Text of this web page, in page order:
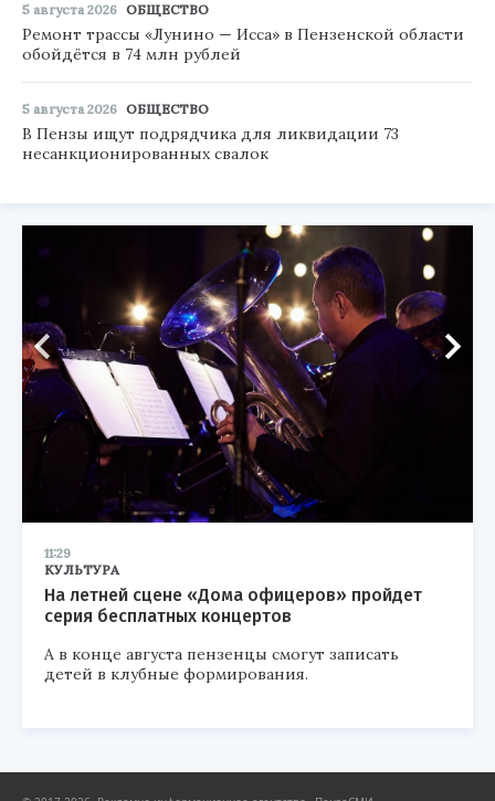
5 августа 2026 ОБЩЕСТВО
Ремонт трассы «Лунино — Исса» в Пензенской области
обойдётся в 74 млн рублей
5 августа 2026 ОБЩЕСТВО
В Пензы ищут подрядчика для ликвидации 73
несанкционированных свалок
11:29
КУЛЬТУРА
На летней сцене «Дома офицеров» пройдет
серия бесплатных концертов
А в конце августа пензенцы смогут записать
детей в клубные формирования.